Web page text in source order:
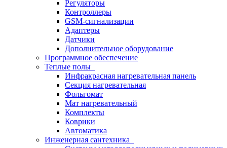
Регуляторы
Контроллеры
GSM-сигнализации
Адаптеры
Датчики
Дополнительное оборудование
Программное обеспечение
Теплые полы
Инфракрасная нагревательная панель
Секция нагревательная
Фольгомат
Мат нагревательный
Комплекты
Коврики
Автоматика
Инженерная сантехника